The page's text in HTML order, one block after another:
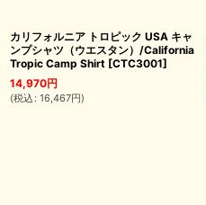
カリフォルニア トロピック USA キャ
ンプシャツ（ウエスタン）/California
Tropic Camp Shirt [CTC3001]
14,970円
(税込 : 16,467円)